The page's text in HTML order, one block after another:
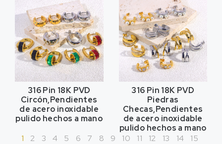
316 Pin 18K PVD
Circón,Pendientes
de acero inoxidable
pulido hechos a mano
316 Pin 18K PVD
Piedras
Checas,Pendientes
de acero inoxidable
pulido hechos a mano
1
2 3 4 5 6 7 8 9 10 11 12 13 14
15